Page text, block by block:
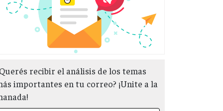
recibir el análisis de los temas
importantes en tu correo? ¡Unite a la